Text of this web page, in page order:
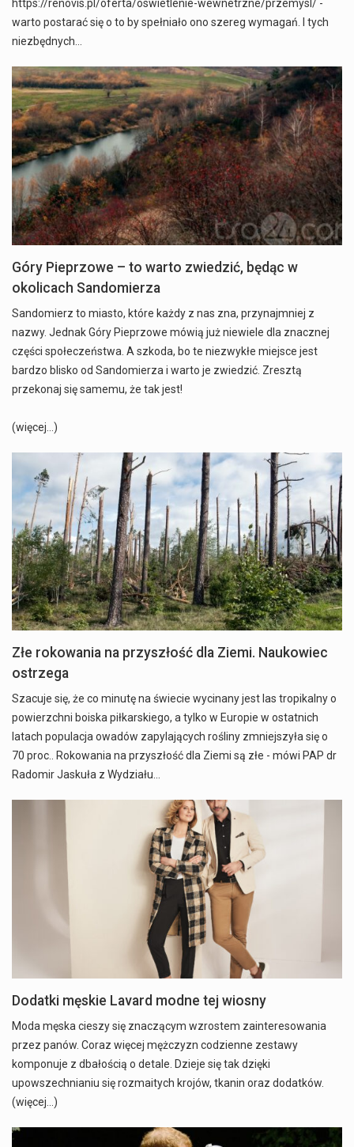
https://renovis.pl/oferta/oswietlenie-wewnetrzne/przemysl/ -
warto postarać się o to by spełniało ono szereg wymagań. I tych
niezbędnych…
Góry Pieprzowe – to warto zwiedzić, będąc w
okolicach Sandomierza
Sandomierz to miasto, które każdy z nas zna, przynajmniej z
nazwy. Jednak Góry Pieprzowe mówią już niewiele dla znacznej
części społeczeństwa. A szkoda, bo te niezwykłe miejsce jest
bardzo blisko od Sandomierza i warto je zwiedzić. Zresztą
przekonaj się samemu, że tak jest!
(więcej…)
Złe rokowania na przyszłość dla Ziemi. Naukowiec
ostrzega
Szacuje się, że co minutę na świecie wycinany jest las tropikalny o
powierzchni boiska piłkarskiego, a tylko w Europie w ostatnich
latach populacja owadów zapylających rośliny zmniejszyła się o
70 proc.. Rokowania na przyszłość dla Ziemi są złe - mówi PAP dr
Radomir Jaskuła z Wydziału…
Dodatki męskie Lavard modne tej wiosny
Moda męska cieszy się znaczącym wzrostem zainteresowania
przez panów. Coraz więcej mężczyzn codzienne zestawy
komponuje z dbałością o detale. Dzieje się tak dzięki
upowszechnianiu się rozmaitych krojów, tkanin oraz dodatków.
(więcej…)